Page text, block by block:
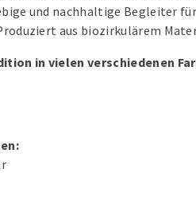
und nachhaltige Begleiter für
aus biozirkulärem
in vielen verschiedenen